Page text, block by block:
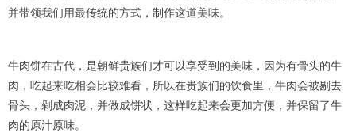
并带领我们用最传统的方式，制作这道美味。
牛肉饼在古代，是朝鲜贵族们才可以享受到的美味，因为有骨头的牛
肉，吃起来吃相会比较难看，所以在贵族们的饮食里，牛肉会被剔去
骨头，剁成肉泥，并做成饼状，这样吃起来会更加方便，并保留了牛
肉的原汁原味。